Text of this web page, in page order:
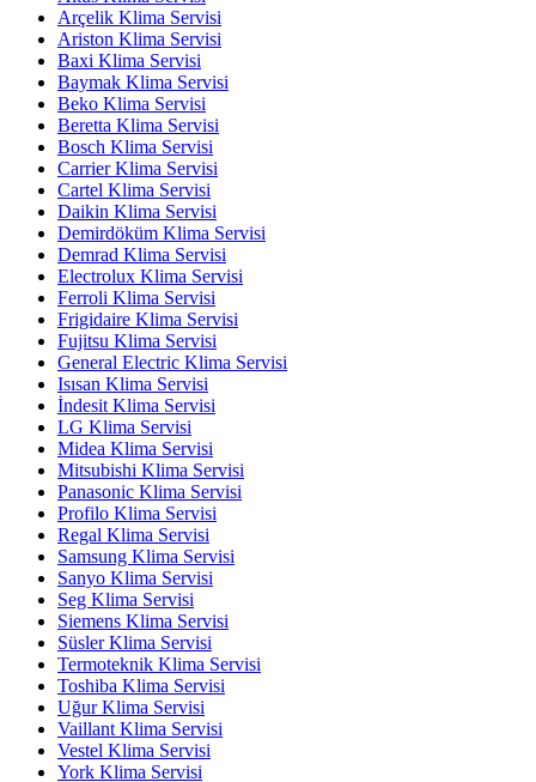
Arçelik Klima Servisi
Ariston Klima Servisi
Baxi Klima Servisi
Baymak Klima Servisi
Beko Klima Servisi
Beretta Klima Servisi
Bosch Klima Servisi
Carrier Klima Servisi
Cartel Klima Servisi
Daikin Klima Servisi
Demirdöküm Klima Servisi
Demrad Klima Servisi
Electrolux Klima Servisi
Ferroli Klima Servisi
Frigidaire Klima Servisi
Fujitsu Klima Servisi
General Electric Klima Servisi
Isısan Klima Servisi
İndesit Klima Servisi
LG Klima Servisi
Midea Klima Servisi
Mitsubishi Klima Servisi
Panasonic Klima Servisi
Profilo Klima Servisi
Regal Klima Servisi
Samsung Klima Servisi
Sanyo Klima Servisi
Seg Klima Servisi
Siemens Klima Servisi
Süsler Klima Servisi
Termoteknik Klima Servisi
Toshiba Klima Servisi
Uğur Klima Servisi
Vaillant Klima Servisi
Vestel Klima Servisi
York Klima Servisi